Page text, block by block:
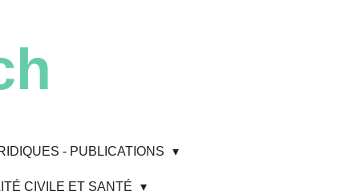
- PUBLICATIONS
CIVILE ET SANTÉ